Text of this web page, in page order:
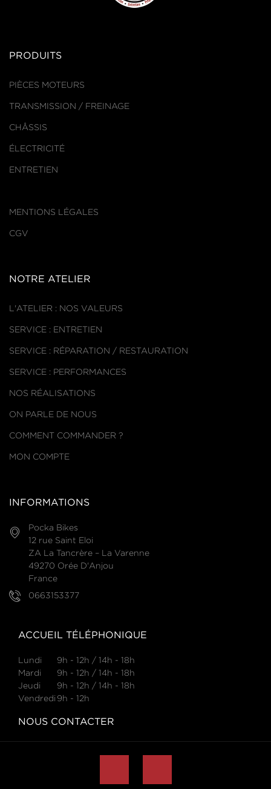
PRODUITS
PIÈCES MOTEURS
TRANSMISSION / FREINAGE
CHÂSSIS
ÉLECTRICITÉ
ENTRETIEN
MENTIONS LÉGALES
CGV
NOTRE ATELIER
L'ATELIER : NOS VALEURS
SERVICE : ENTRETIEN
SERVICE : RÉPARATION / RESTAURATION
SERVICE : PERFORMANCES
NOS RÉALISATIONS
ON PARLE DE NOUS
COMMENT COMMANDER ?
MON COMPTE
INFORMATIONS
Pocka Bikes
12 rue Saint Eloi
ZA La Tancrère – La Varenne
49270 Orée D'Anjou
France
0663153377
ACCUEIL TÉLÉPHONIQUE
Lundi
9h - 12h / 14h - 18h
Mardi
9h - 12h / 14h - 18h
Jeudi
9h - 12h / 14h - 18h
Vendredi 9h - 12h
NOUS CONTACTER